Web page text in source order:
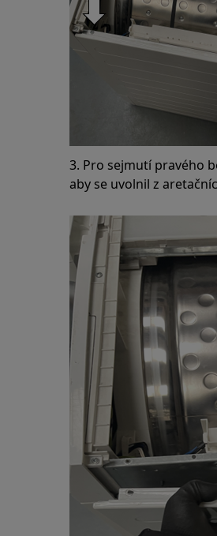
3. Pro sejmutí pravého
aby se uvolnil z